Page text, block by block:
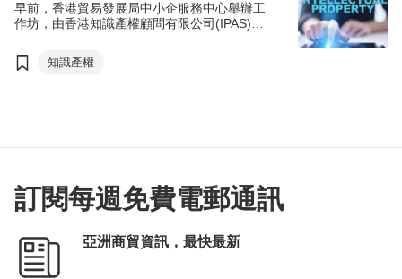
早前，香港貿易發展局中小企服務中心舉辦工
作坊，由香港知識產權顧問有限公司(IPAS)合
產權的策略。此外，香港特別行政區商務及經
濟發展局局長邱騰華亦到場，了解中小企當前
知識產權
訂閱每週免費電郵通訊
亞洲商貿資訊，最快最新